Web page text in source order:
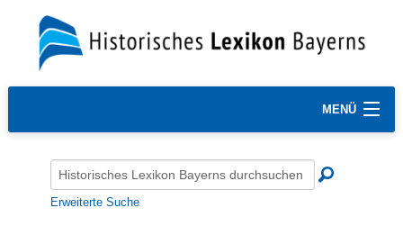
MENÜ
Erweiterte Suche